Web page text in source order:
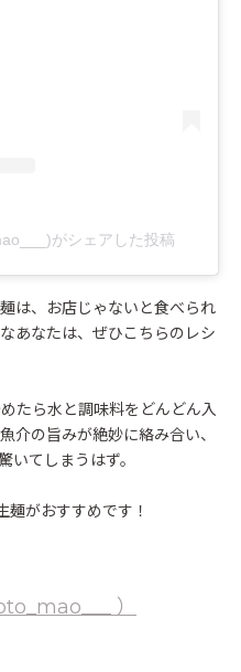
がシェアした投稿
は、お店じゃないと食べられ
あなたは、ぜひこちらのレシ
たら水と調味料をどんどん入
介の旨みが絶妙に絡み合い、
いてしまうはず。
がおすすめです！
）